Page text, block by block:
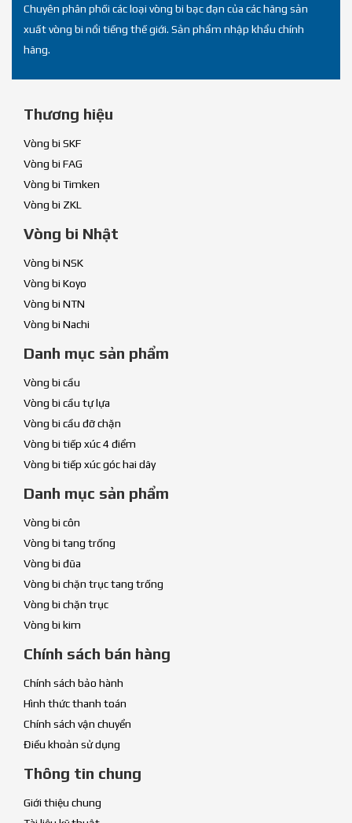
Chuyên phân phối các loại vòng bi bạc đạn của các hãng sản
xuất vòng bi nổi tiếng thế giới. Sản phẩm nhập khẩu chính
hãng.
Thương hiệu
Vòng bi SKF
Vòng bi FAG
Vòng bi Timken
Vòng bi ZKL
Vòng bi Nhật
Vòng bi NSK
Vòng bi Koyo
Vòng bi NTN
Vòng bi Nachi
Danh mục sản phẩm
Vòng bi cầu
Vòng bi cầu tự lựa
Vòng bi cầu đỡ chặn
Vòng bi tiếp xúc 4 điểm
Vòng bi tiếp xúc góc hai dãy
Danh mục sản phẩm
Vòng bi côn
Vòng bi tang trống
Vòng bi đũa
Vòng bi chặn trục tang trống
Vòng bi chặn trục
Vòng bi kim
Chính sách bán hàng
Chính sách bảo hành
Hình thức thanh toán
Chính sách vận chuyển
Điều khoản sử dụng
Thông tin chung
Giới thiệu chung